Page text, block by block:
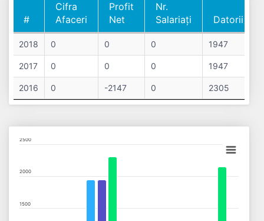
#
Cifra
Afaceri
Profit
Net
Nr.
Salariați
Datorii
#
Afaceri
Net
Salariați
Datorii
2018 0 0 0 1947
2017 0 0 0 1947
2016 0 -2147 0 2305
Chart
View as data table, Chart
The chart has 1 Y axis displaying values. Data ranges from 0 to
1500
2000
2500